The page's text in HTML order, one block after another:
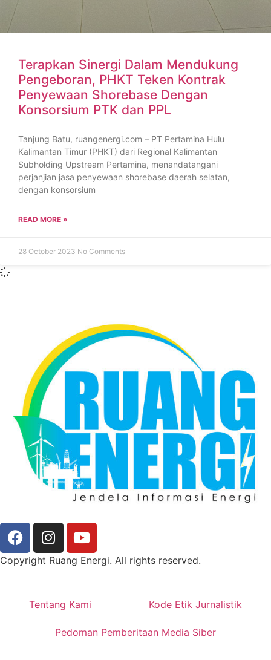
Terapkan Sinergi Dalam Mendukung
Pengeboran, PHKT Teken Kontrak
Penyewaan Shorebase Dengan
Konsorsium PTK dan PPL
Tanjung Batu, ruangenergi.com – PT Pertamina Hulu
Kalimantan Timur (PHKT) dari Regional Kalimantan
Subholding Upstream Pertamina, menandatangani
perjanjian jasa penyewaan shorebase daerah selatan,
dengan konsorsium
READ MORE »
28 October 2023 No Comments
Copyright Ruang Energi. All rights reserved.
Tentang Kami Kode Etik Jurnalistik
Pedoman Pemberitaan Media Siber